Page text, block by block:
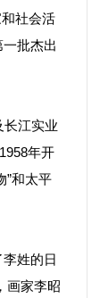
社会活
批杰出
江实业
年开
”和太平
姓的日
画家李昭